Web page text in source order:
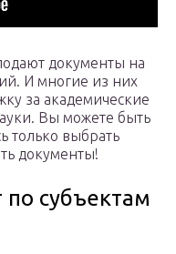
документы на
И многие из них
за академические
Вы можете быть
только выбрать
документы!
по субъектам